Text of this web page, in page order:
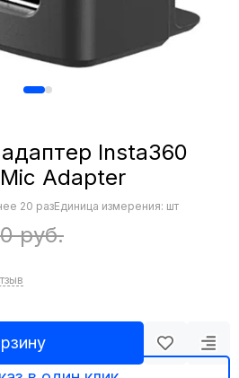
Insta360
Adapter
20 разЕдиница измерения: шт
руб.